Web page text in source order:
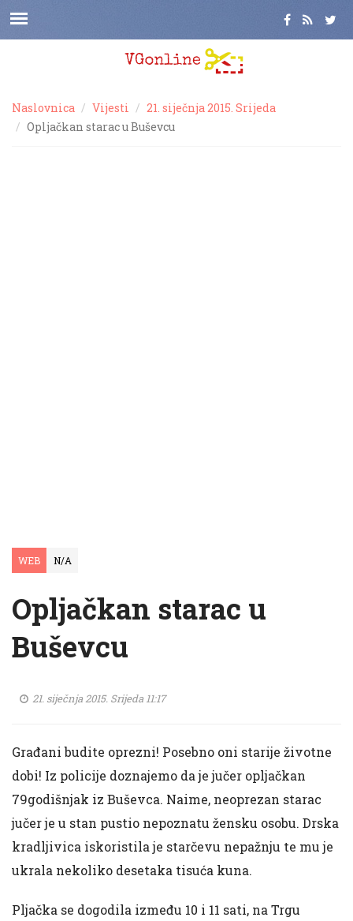
Naslovnica Vijesti
21. siječnja 2015. Srijeda
Opljačkan starac u Buševcu
WEB N/A
Opljačkan starac u
Buševcu
21. siječnja 2015. Srijeda 11:17
Građani budite oprezni! Posebno oni starije životne
dobi! Iz policije doznajemo da je jučer opljačkan
79godišnjak iz Buševca. Naime, neoprezan starac
jučer je u stan pustio nepoznatu žensku osobu. Drska
kradljivica iskoristila je starčevu nepažnju te mu je
ukrala nekoliko desetaka tisuća kuna.
Pljačka se dogodila između 10 i 11 sati, na Trgu